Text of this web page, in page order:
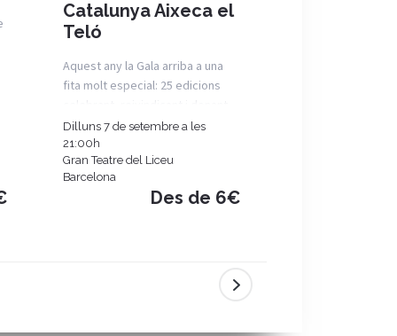
Catalunya Aixeca el
Teló
Aquest any la Gala arriba a una
fita molt especial: 25 edicions
visibilitat a la força de les art
Dilluns 7 de setembre a les
21:00h
Gran Teatre del Liceu
Barcelona
Des de 6€